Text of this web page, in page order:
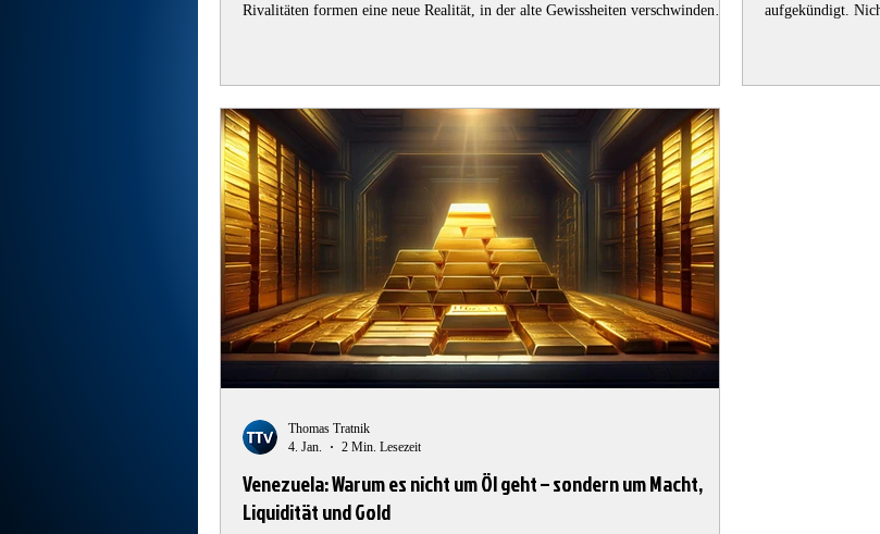
Rivalitäten formen eine neue Realität, in der alte Gewissheiten verschwinden
aufgekündigt.
Venezuela: Warum es nicht um Öl geht – sondern um Macht,
Liquidität und Gold
Thomas Tratnik
4. Jan.
2 Min. Lesezeit